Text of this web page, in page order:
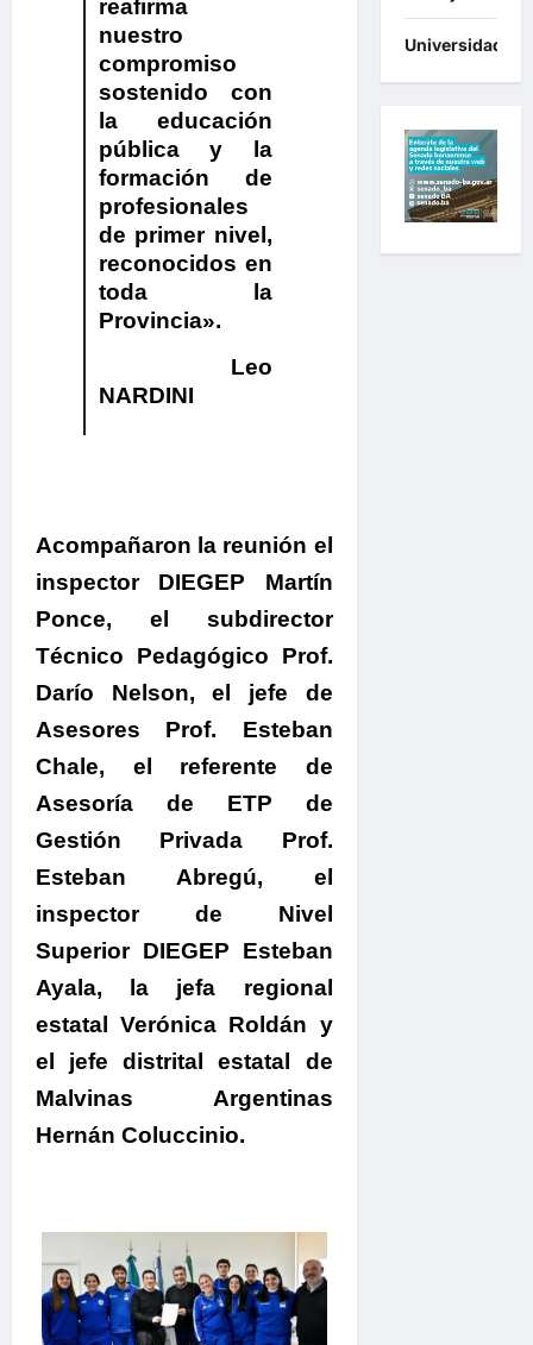
reafirma
nuestro
compromiso
sostenido con
la educación
pública y la
formación de
profesionales
de primer nivel,
reconocidos en
toda la
Provincia».
Leo
NARDINI
Acompañaron la reunión el
inspector DIEGEP Martín
Ponce, el subdirector
Técnico Pedagógico Prof.
Darío Nelson, el jefe de
Asesores Prof. Esteban
Chale, el referente de
Asesoría de ETP de
Gestión Privada Prof.
Esteban Abregú, el
inspector de Nivel
Superior DIEGEP Esteban
Ayala, la jefa regional
estatal Verónica Roldán y
el jefe distrital estatal de
Malvinas Argentinas
Hernán Coluccinio.
Universidades